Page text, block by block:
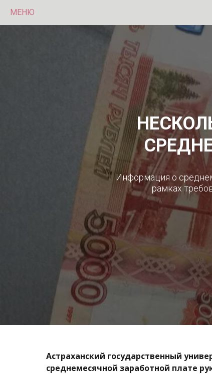
МЕНЮ
Информация о
рамках
Астраханский государственный
среднемесячной заработной плате